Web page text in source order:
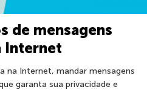
de mensagens
Internet
na Internet, mandar mensagens
garanta sua privacidade e